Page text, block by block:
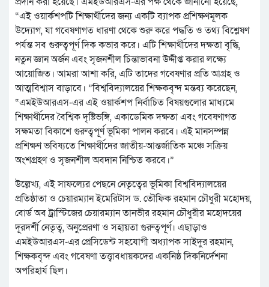
“এই ওয়ার্কশপটি শিক্ষার্থীদের জন্য একটি ব্যাপক প্রশিক্ষণমূলক
উদ্যোগ, যা গবেষণাগত ধারণা থেকে শুরু করে পদ্ধতি ও তথ্য বিশ্লেষণ
পর্যন্ত সব গুরুত্বপূর্ণ দিক কভার করে। এটি শিক্ষার্থীদের দক্ষতা বৃদ্ধি,
নতুন জ্ঞান অর্জন এবং সৃজনশীল চিন্তাভাবনা উদ্দীপ্ত করার লক্ষ্যে
আয়োজিত। আমরা আশা করি, এটি তাদের গবেষণার প্রতি আগ্রহ ও
আত্মবিশ্বাস বাড়াবে। ”বিশ্ববিদ্যালয়ের শিক্ষকবৃন্দ মন্তব্য করেছেন,
“এমইউআরএস-এর এই ওয়ার্কশপ নির্বাচিত বিষয়গুলোর মাধ্যমে
শিক্ষার্থীদের বৈশ্বিক দৃষ্টিভঙ্গি, একাডেমিক দক্ষতা এবং গবেষণাগত
সক্ষমতা বিকাশে গুরুত্বপূর্ণ ভূমিকা পালন করবে। এই মানসম্পন্ন
প্রশিক্ষণ ভবিষ্যতে শিক্ষার্থীদের জাতীয়-আন্তর্জাতিক মঞ্চে সক্রিয়
অংশগ্রহণ ও সৃজনশীল অবদান নিশ্চিত করবে।”
উল্লেখ্য, এই সাফল্যের পেছনে নেতৃত্বের ভূমিকা বিশ্ববিদ্যালয়ের
প্রতিষ্ঠাতা ও চেয়ারম্যান ইমেরিটাস ড. তৌফিক রহমান চৌধুরী মহোদয়,
বোর্ড অব ট্রাস্টিজের চেয়ারম্যান তানভীর রহমান চৌধুরীর মহোদয়ের
দূরদর্শী নেতৃত্ব, অনুপ্রেরণা ও সহায়তা গুরুত্বপূর্ণ। এছাড়াও
এমইউআরএস-এর প্রেসিডেন্ট সহযোগী অধ্যাপক সাইদুর রহমান,
শিক্ষকবৃন্দ এবং গবেষণা তত্ত্বাবধায়কদের একনিষ্ঠ দিকনির্দেশনা
অপরিহার্য ছিল।